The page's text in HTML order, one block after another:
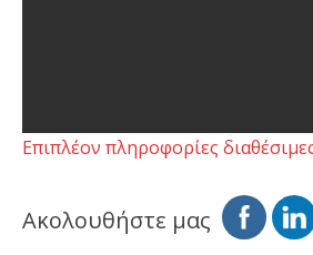
Επιπλέον πληροφορίες
Ακολουθήστε μας